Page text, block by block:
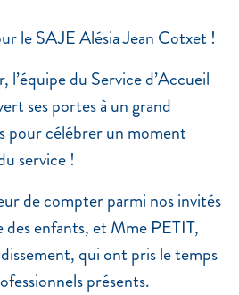
le SAJE Alésia Jean Cotxet !
l’équipe du Service d’Accueil
ses portes à un grand
pour célébrer un moment
service !
de compter parmi nos invités
enfants, et Mme PETIT,
qui ont pris le temps
présents.